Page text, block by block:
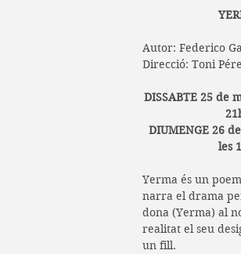
Autor: Federico
Direcció: Toni
DISSABTE 25 de
DIUMENGE 26
les
Yerma és un
narra el drama
dona (Yerma) al
realitat el seu
un fill.